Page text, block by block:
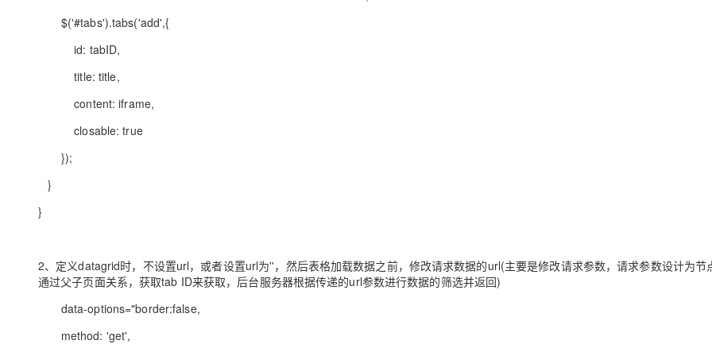
$('#tabs').tabs('add',{
id: tabID,
title: title,
content: iframe,
closable: true
});
}
}
2、定义datagrid时，不设置url，或者设置url为''，然后表格加载数据之前，修改请求数据的url(主要是修改请求参数，请求参数设计为节
通过父子页面关系，获取tab ID来获取，后台服务器根据传递的url参数进行数据的筛选并返回)
data-options="border:false,
method: 'get',